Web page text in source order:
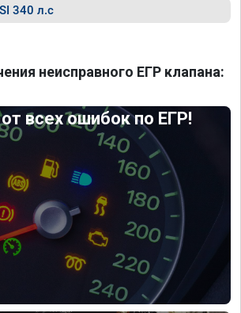
340 л.с
неисправного ЕГР клапана:
всех ошибок по ЕГР!